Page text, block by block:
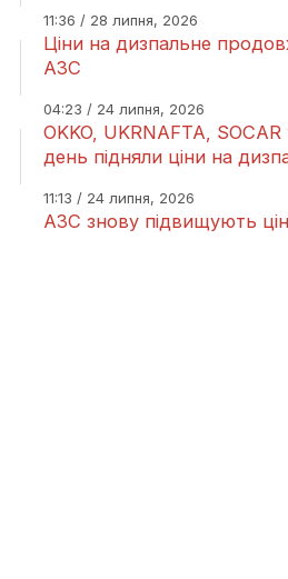
11:36 / 28 липня, 2026
Ціни на дизпальне
АЗС
04:23 / 24 липня, 2026
OKKO, UKRNAFTA,
день підняли ціни на
11:13 / 24 липня, 2026
АЗС знову підвищують